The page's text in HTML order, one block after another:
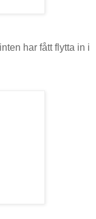
har fått flytta in i